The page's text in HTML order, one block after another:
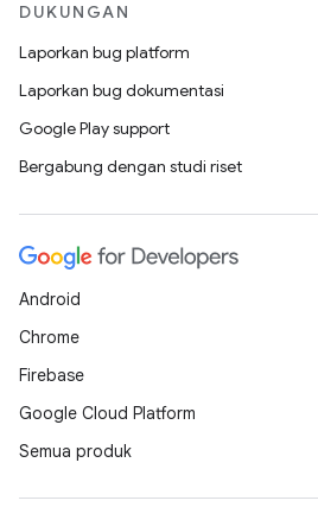
DUKUNGAN
Laporkan bug platform
Laporkan bug dokumentasi
Google Play support
Bergabung dengan studi riset
Android
Chrome
Firebase
Google Cloud Platform
Semua produk